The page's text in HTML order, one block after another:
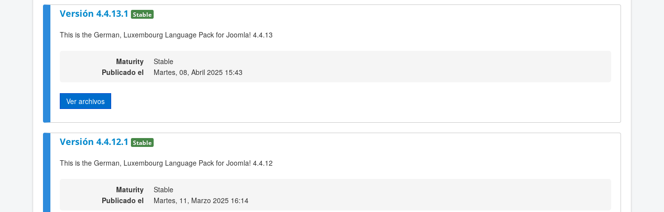
Versión 4.4.13.1 Stable
This is the German, Luxembourg Language Pack for Joomla! 4.4.13
Maturity
Stable
Publicado el
Martes, 08, Abril 2025 15:43
Ver archivos
Versión 4.4.12.1 Stable
This is the German, Luxembourg Language Pack for Joomla! 4.4.12
Maturity
Stable
Publicado el
Martes, 11, Marzo 2025 16:14